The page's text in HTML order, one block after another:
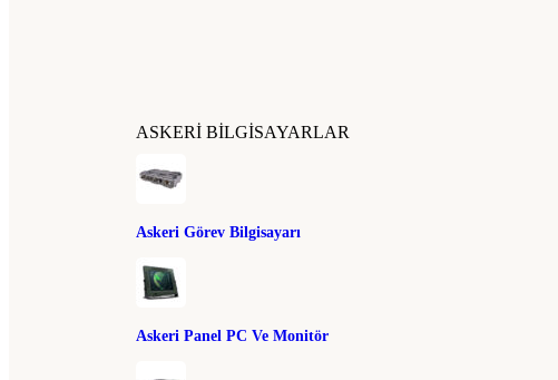
Askeri Görev Bilgisayarı
Askeri Panel PC Ve Monitör
ASKERI BILGISAYARLAR